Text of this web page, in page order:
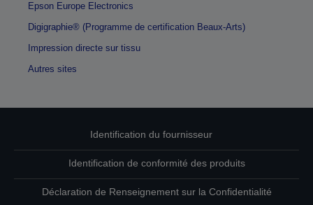
Epson Europe Electronics
Digigraphie® (Programme de certification Beaux-Arts)
Impression directe sur tissu
Autres sites
Identification du fournisseur
Identification de conformité des produits
Déclaration de Renseignement sur la Confidentialité